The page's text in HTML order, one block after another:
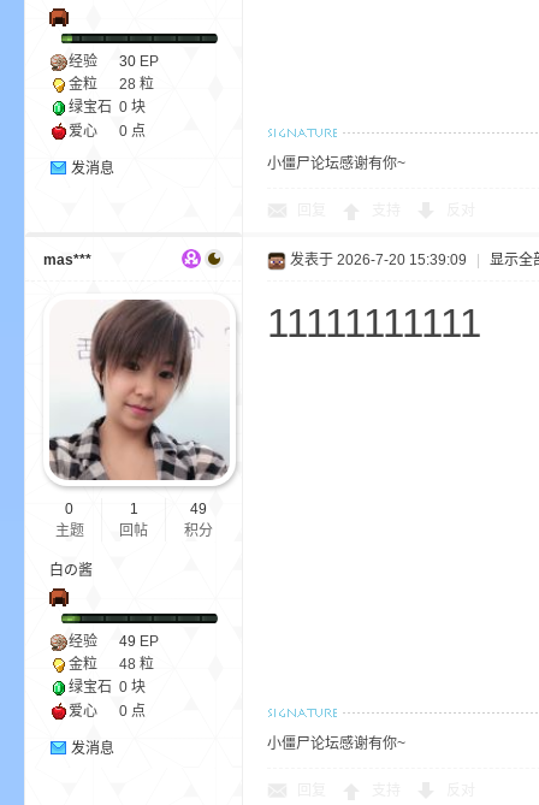
经验 30 EP
金粒
28 粒
绿宝石 0 块
爱心
0 点
发消息 小僵尸论坛感谢有你~
mas***
0
主题
1
回帖
49
积分
白の酱
经验 49 EP
金粒
48 粒
绿宝石 0 块
爱心
0 点
发消息
发表于 2026-7-20 15:39:09 显示全
11111111111
小僵尸论坛感谢有你~